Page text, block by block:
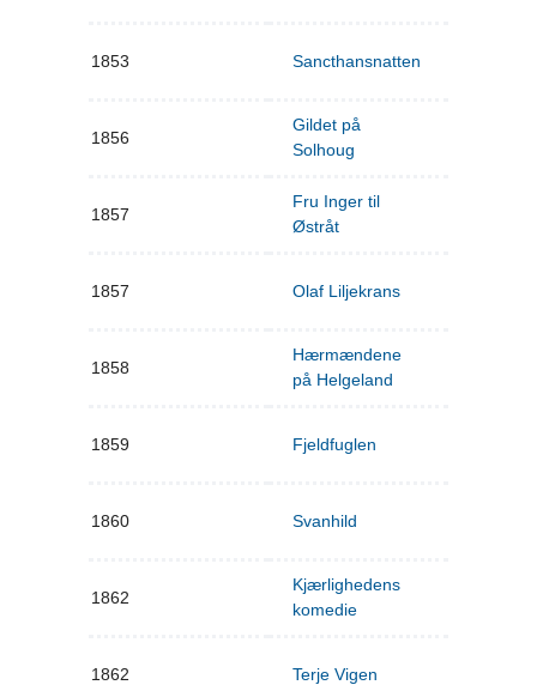
1853 Sancthansnatten
1856
Gildet på
Solhoug
1857
Fru Inger til
Østråt
1857 Olaf Liljekrans
1858
Hærmændene
på Helgeland
1859 Fjeldfuglen
1860 Svanhild
1862
Kjærlighedens
komedie
1862 Terje Vigen